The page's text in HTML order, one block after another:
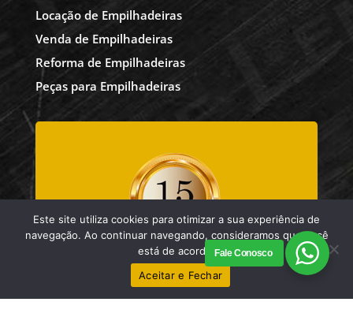
Locação de Empilhadeiras
Venda de Empilhadeiras
Reforma de Empilhadeiras
Peças para Empilhadeiras
Telefone
Fale Conosco
Este site utiliza cookies para otimizar a sua experiência de
navegação. Ao continuar navegando, consideramos que você
está de acordo.
Aceitar e Fechar